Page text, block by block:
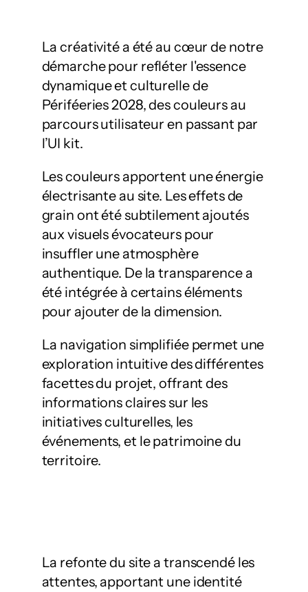
La créativité a été au cœur de notre
démarche pour refléter l'essence
dynamique et culturelle de
Périféeries 2028, des couleurs au
parcours utilisateur en passant par
l’UI kit.
Les couleurs apportent une énergie
électrisante au site. Les effets de
grain ont été subtilement ajoutés
aux visuels évocateurs pour
insuffler une atmosphère
authentique. De la transparence a
été intégrée à certains éléments
pour ajouter de la dimension.
La navigation simplifiée permet une
exploration intuitive des différentes
facettes du projet, offrant des
informations claires sur les
initiatives culturelles, les
événements, et le patrimoine du
territoire.
La refonte du site a transcendé les
attentes, apportant une identité